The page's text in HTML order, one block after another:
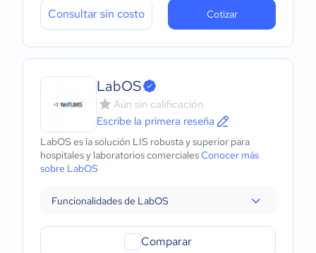
Consultar sin costo Cotizar
LabOS
Aún sin calificación
Escribe la primera reseña
LabOS es la solución LIS robusta y superior para
hospitales y laboratorios comercialesConocer más
sobre LabOS
Funcionalidades de LabOS
Comparar